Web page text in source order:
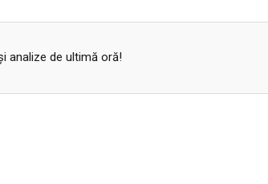
analize de ultimă oră!